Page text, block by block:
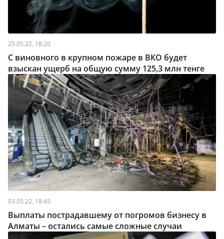
25.05.22, 18:20
С виновного в крупном пожаре в ВКО будет
взыскан ущерб на общую сумму 125,3 млн тенге
03.05.22, 18:45
Выплаты пострадавшему от погромов бизнесу в
Алматы – остались самые сложные случаи